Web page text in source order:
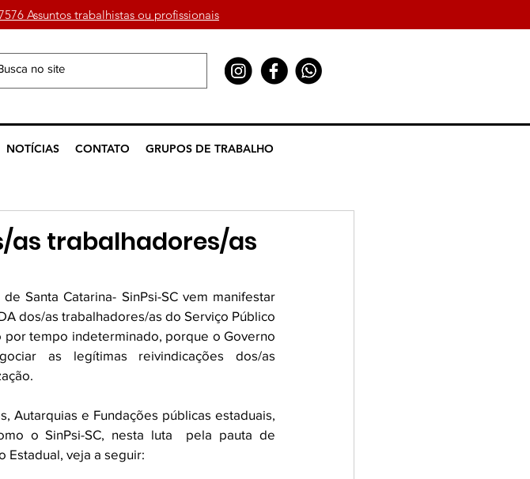
NOTÍCIAS CONTATO GRUPOS DE TRABALHO
Assuntos trabalhistas ou profissionais
as trabalhadores/as
Santa Catarina- SinPsi-SC vem manifestar
dos/as trabalhadores/as do Serviço Público
tempo indeterminado, porque o Governo
as legítimas reivindicações dos/as
Autarquias e Fundações públicas estaduais,
o SinPsi-SC, nesta luta  pela pauta de
Estadual, veja a seguir: